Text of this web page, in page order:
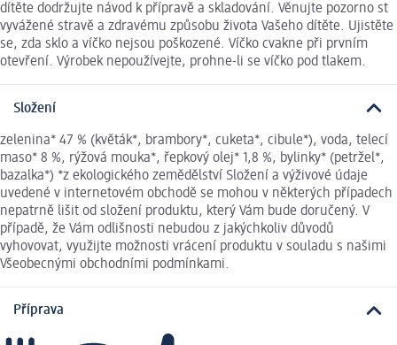
dítěte dodržujte návod k přípravě a skladování. Věnujte pozorno st
vyvážené stravě a zdravému způsobu života Vašeho dítěte. Ujistěte
se, zda sklo a víčko nejsou poškozené. Víčko cvakne při prvním
otevření. Výrobek nepoužívejte, prohne-li se víčko pod tlakem.
Složení
zelenina* 47 % (květák*, brambory*, cuketa*, cibule*), voda, telecí
maso* 8 %, rýžová mouka*, řepkový olej* 1,8 %, bylinky* (petržel*,
bazalka*) *z ekologického zemědělství Složení a výživové údaje
uvedené v internetovém obchodě se mohou v některých případech
nepatrně lišit od složení produktu, který Vám bude doručený. V
případě, že Vám odlišnosti nebudou z jakýchkoliv důvodů
vyhovovat, využijte možnosti vrácení produktu v souladu s našimi
Všeobecnými obchodními podmínkami.
Příprava